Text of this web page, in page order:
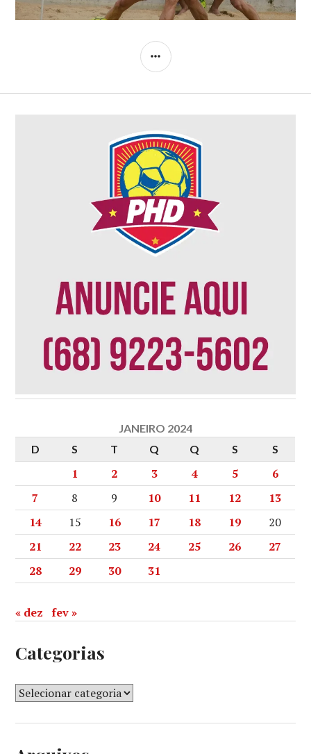
JANEIRO 2024
D
S T Q Q S S
1 2 3 4 5
6
7
8 9 10 11 12
13
14
15 16 17 18 19
20
21
22 23 24 25 26
27
28
29 30 31
« dez fev »
Categorias